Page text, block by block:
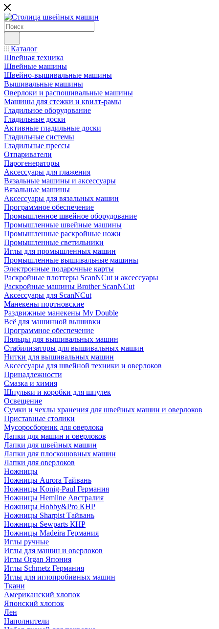
Каталог
Швейная техника
Швейные машины
Швейно-вышивальные машины
Вышивальные машины
Оверлоки и распошивальные машины
Машины для стежки и квилт-рамы
Гладильное оборудование
Гладильные доски
Активные гладильные доски
Гладильные системы
Гладильные прессы
Отпариватели
Парогенераторы
Аксессуары для глажения
Вязальные машины и аксессуары
Вязальные машины
Аксессуары для вязальных машин
Программное обеспечение
Промышленное швейное оборудование
Промышленные швейные машины
Промышленные раскройные ножи
Промышленные светильники
Иглы для промышленных машин
Промышленные вышивальные машины
Электронные подарочные карты
Раскройные плоттеры ScanNCut и аксессуары
Раскройные машины Brother ScanNCut
Аксессуары для ScanNCut
Манекены портновские
Раздвижные манекены My Double
Всё для машинной вышивки
Программное обеспечение
Пяльцы для вышивальных машин
Стабилизаторы для вышивальных машин
Нитки для вышивальных машин
Аксессуары для швейной техники и оверлоков
Принадлежности
Смазка и химия
Шпульки и коробки для шпулек
Освещение
Сумки и чехлы хранения для швейных машин и оверлоков
Приставные столики
Мусоросборник для оверлока
Лапки для машин и оверлоков
Лапки для швейных машин
Лапки для плоскошовных машин
Лапки для оверлоков
Ножницы
Ножницы Aurora Тайвань
Ножницы Konig-Paul Германия
Ножницы Hemline Австралия
Ножницы Hobby&Pro КНР
Ножницы Sharpist Тайвань
Ножницы Sewparts КНР
Ножницы Madeira Германия
Иглы ручные
Иглы для машин и оверлоков
Иглы Organ Япония
Иглы Schmetz Германия
Иглы для иглопробивных машин
Ткани
Американский хлопок
Японский хлопок
Лен
Наполнители